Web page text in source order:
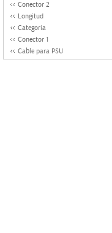
Conector 2
Longitud
Categoria
Conector 1
Cable para PSU